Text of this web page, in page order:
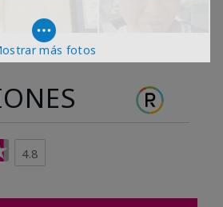
más fotos
4.8